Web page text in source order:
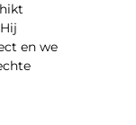
en we